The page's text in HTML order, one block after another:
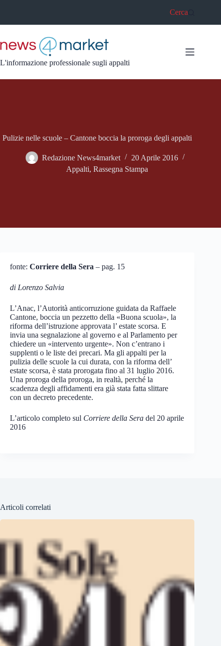
Cerca
L'informazione professionale sugli appalti
Pulizie nelle scuole – Cantone boccia la proroga degli appalti
Redazione News4market
20 Aprile 2016
Appalti,Rassegna Stampa
fonte: Corriere della Sera – pag. 15
di Lorenzo Salvia
L’Anac, l’Autorità anticorruzione guidata da Raffaele
Cantone, boccia un pezzetto della «Buona scuola», la
riforma dell’istruzione approvata l’ estate scorsa. E
invia una segnalazione al governo e al Parlamento per
chiedere un «intervento urgente». Non c’entrano i
supplenti o le liste dei precari. Ma gli appalti per la
pulizia delle scuole la cui durata, con la riforma dell’
estate scorsa, è stata prorogata fino al 31 luglio 2016.
Una proroga della proroga, in realtà, perché la
scadenza degli affidamenti era già stata fatta slittare
con un decreto precedente.
L’articolo completo sul Corriere della Sera del 20 aprile
2016
Articoli correlati